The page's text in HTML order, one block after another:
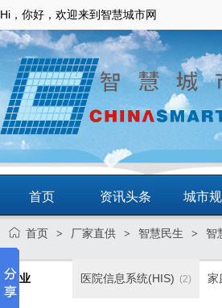
Hi，你好，欢迎来到智慧城市网
首页 资讯头条 城市规
动态 智慧应用 商圈
首页 > 厂家直供 > 智慧民生 > 智
行业 医院信息系统(HIS) (2) 家